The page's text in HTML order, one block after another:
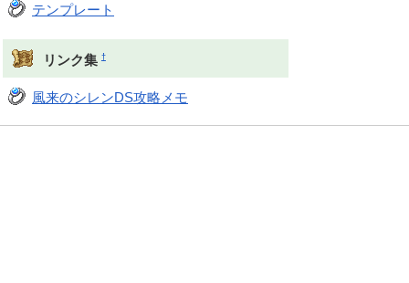
テンプレート
リンク集 †
風来のシレンDS攻略メモ